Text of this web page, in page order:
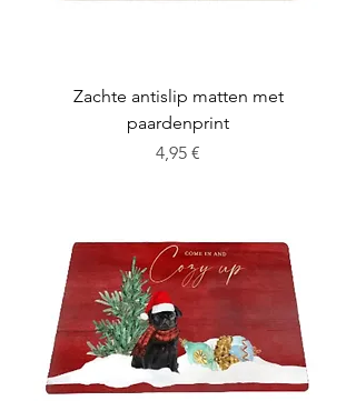
Zachte antislip matten met
paardenprint
Cena
4,95 €